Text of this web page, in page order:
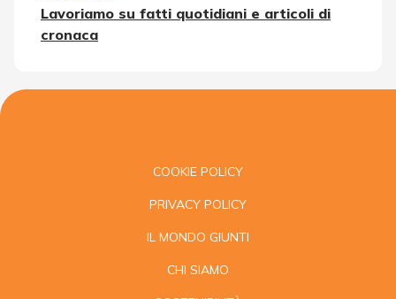
Lavoriamo su fatti quotidiani e articoli di
cronaca
COOKIE POLICY
PRIVACY POLICY
IL MONDO GIUNTI
CHI SIAMO